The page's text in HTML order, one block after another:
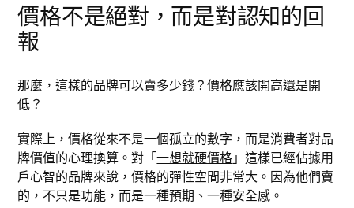
價格不是絕對，而是對認知的回
報
那麼，這樣的品牌可以賣多少錢？價格應該開高還是開
低？
實際上，價格從來不是一個孤立的數字，而是消費者對品
牌價值的心理換算。對「一想就硬價格」這樣已經佔據用
戶心智的品牌來說，價格的彈性空間非常大。因為他們賣
的，不只是功能，而是一種預期、一種安全感。